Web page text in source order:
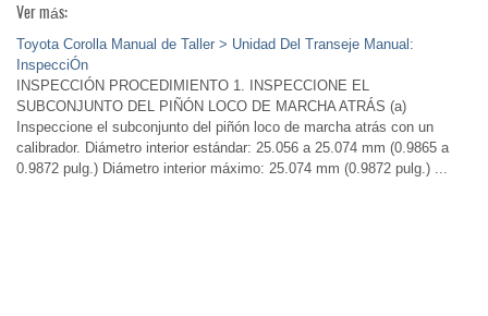
Ver más:
Toyota Corolla Manual de Taller > Unidad Del Transeje Manual:
InspecciÓn
INSPECCIÓN PROCEDIMIENTO 1. INSPECCIONE EL
SUBCONJUNTO DEL PIÑÓN LOCO DE MARCHA ATRÁS (a)
Inspeccione el subconjunto del piñón loco de marcha atrás con un
calibrador. Diámetro interior estándar: 25.056 a 25.074 mm (0.9865 a
0.9872 pulg.) Diámetro interior máximo: 25.074 mm (0.9872 pulg.) ...